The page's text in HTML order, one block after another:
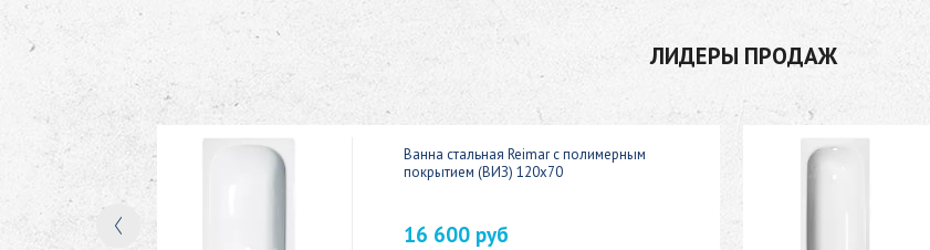
ЛИДЕРЫ ПРОДАЖ
150x70
Ванна стальная Reimar с полимерным
покрытием (ВИЗ) 120x70
16 600 руб